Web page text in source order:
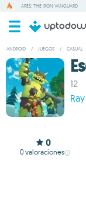
ARES: THE IRON VANGUARD
ANDROID / JUEGOS / CASUAL
12
0
0 valoraciones